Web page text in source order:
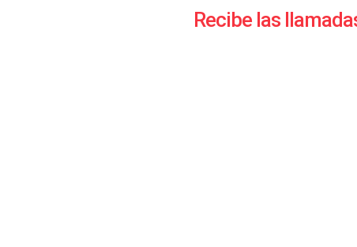
Recibe las